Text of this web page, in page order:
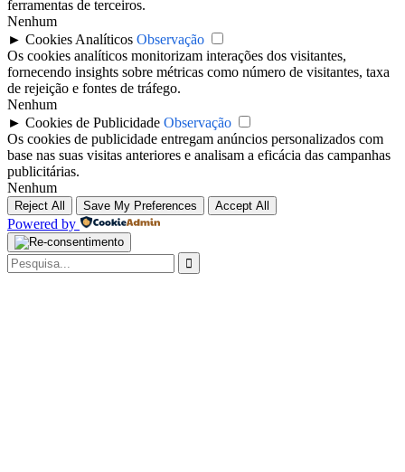
ferramentas de terceiros.
Nenhum
► Cookies Analíticos Observação
Os cookies analíticos monitorizam interações dos visitantes,
fornecendo insights sobre métricas como número de visitantes, taxa
de rejeição e fontes de tráfego.
Nenhum
► Cookies de Publicidade Observação
Os cookies de publicidade entregam anúncios personalizados com
base nas suas visitas anteriores e analisam a eficácia das campanhas
publicitárias.
Nenhum
Reject All Save My Preferences Accept All
Powered by